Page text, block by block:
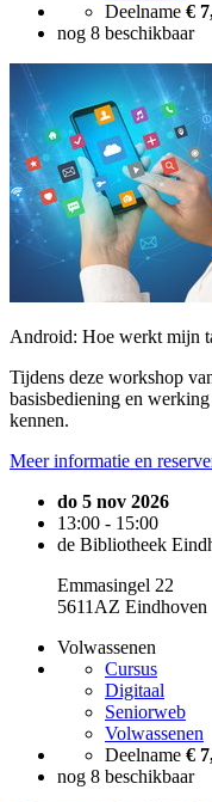
Deelname €
nog 8 beschikbaar
Android: Hoe werkt mijn
Tijdens deze workshop
basisbediening en
kennen.
Meer informatie en
do 5 nov 2026
13:00 - 15:00
de Bibliotheek
Emmasingel 22
5611AZ Eindhoven
Volwassenen
Cursus
Digitaal
Seniorweb
Volwassenen
Deelname €
nog 8 beschikbaar